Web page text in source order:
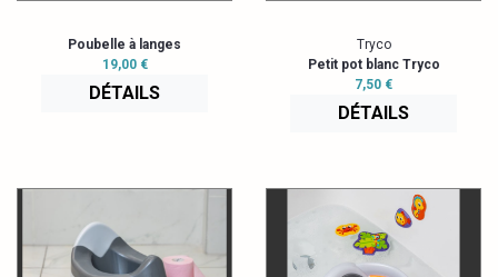
Poubelle à langes
19,00 €
DÉTAILS
Tryco
Petit pot blanc Tryco
7,50 €
DÉTAILS